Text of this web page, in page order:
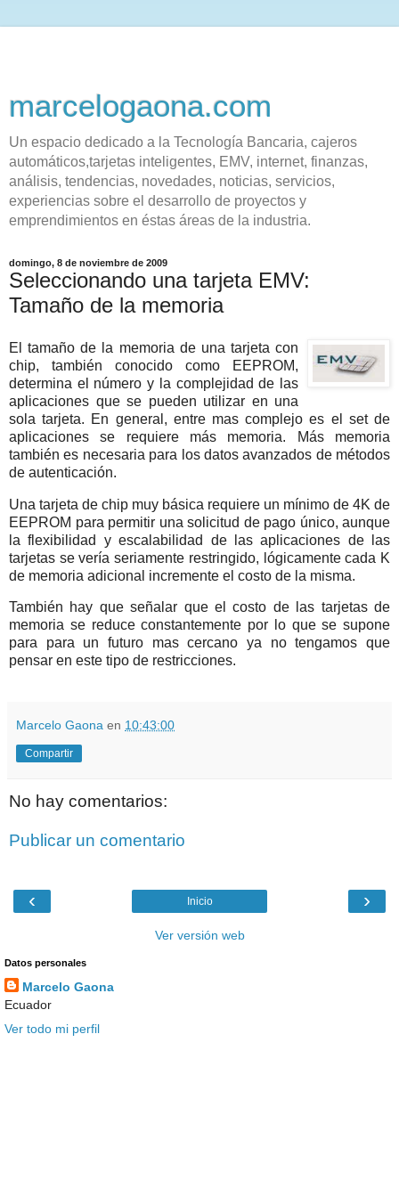
marcelogaona.com
Un espacio dedicado a la Tecnología Bancaria, cajeros
automáticos,tarjetas inteligentes, EMV, internet, finanzas,
análisis, tendencias, novedades, noticias, servicios,
experiencias sobre el desarrollo de proyectos y
emprendimientos en éstas áreas de la industria.
domingo, 8 de noviembre de 2009
Seleccionando una tarjeta EMV:
Tamaño de la memoria
El tamaño de la memoria de una tarjeta con
chip, también conocido como EEPROM,
determina el número y la complejidad de las
aplicaciones que se pueden utilizar en una
sola tarjeta. En general, entre mas complejo es el set de
aplicaciones se requiere más memoria. Más memoria
también es necesaria para los datos avanzados de métodos
de autenticación.
Una tarjeta de chip muy básica requiere un mínimo de 4K de
EEPROM para permitir una solicitud de pago único, aunque
la flexibilidad y escalabilidad de las aplicaciones de las
tarjetas se vería seriamente restringido, lógicamente cada K
de memoria adicional incremente el costo de la misma.
También hay que señalar que el costo de las tarjetas de
memoria se reduce constantemente por lo que se supone
para para un futuro mas cercano ya no tengamos que
pensar en este tipo de restricciones.
Marcelo Gaona en 10:43:00
Compartir
No hay comentarios:
Publicar un comentario
‹ ›
Inicio
Ver versión web
Datos personales
Marcelo Gaona
Ecuador
Ver todo mi perfil